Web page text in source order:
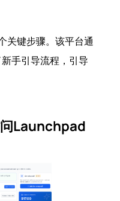
关键步骤。该平台通
手引导流程，引导
Launchpad